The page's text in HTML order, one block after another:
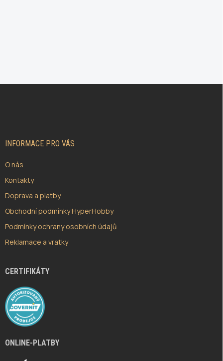
INFORMACE PRO VÁS
O nás
Kontakty
Doprava a platby
Obchodní podmínky HyperHobby
Podmínky ochrany osobních údajů
Reklamace a vratky
CERTIFIKÁTY
ONLINE-PLATBY